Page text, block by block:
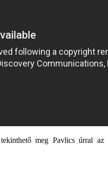
meg Pavlics úrral az